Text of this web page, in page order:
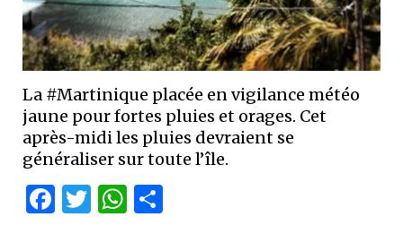
La #Martinique placée en vigilance météo
jaune pour fortes pluies et orages. Cet
après-midi les pluies devraient se
généraliser sur toute l’île.
Facebook
Twitter
WhatsApp